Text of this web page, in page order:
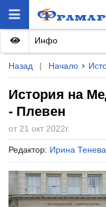
Назад | Начало
История на
- Плевен
от 21 окт 2022г.
Редактор: Ирина Тенева
Инфо